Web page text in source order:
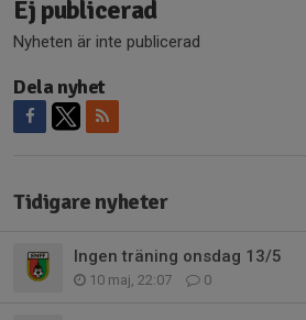
Ej publicerad
Nyheten är inte publicerad
Dela nyhet
Tidigare nyheter
Ingen träning onsdag 13/5
10 maj, 22:07 0